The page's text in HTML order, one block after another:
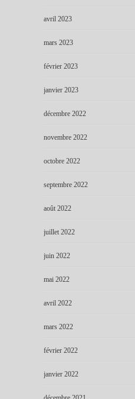
avril 2023
mars 2023
février 2023
janvier 2023
décembre 2022
novembre 2022
octobre 2022
septembre 2022
août 2022
juillet 2022
juin 2022
mai 2022
avril 2022
mars 2022
février 2022
janvier 2022